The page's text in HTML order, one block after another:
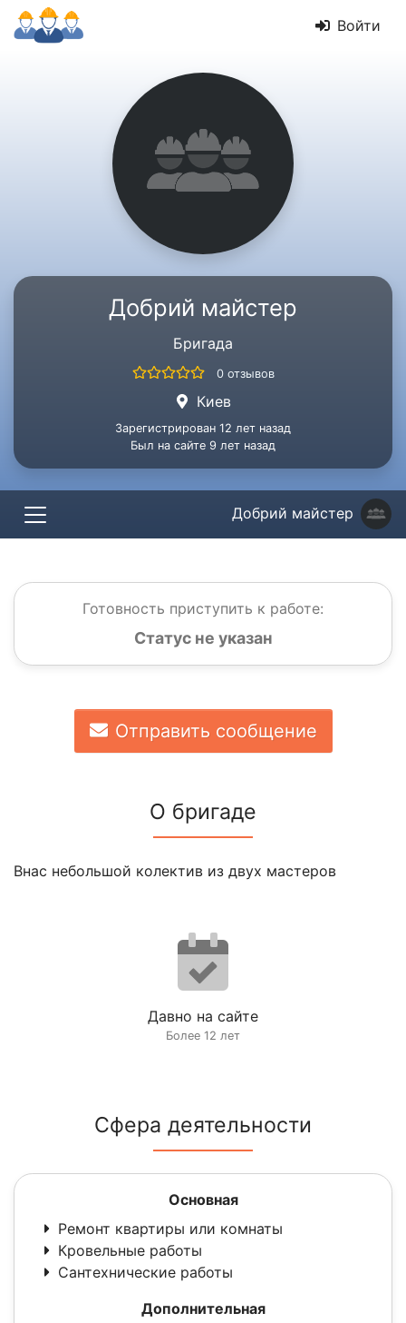
Войти
Добрий майстер
Бригада
0 отзывов
Киев
Зарегистрирован 12 лет назад
Был на сайте 9 лет назад
Добрий майстер
Готовность приступить к работе:
Статус не указан
Отправить сообщение
О бригаде
Внас небольшой колектив из двух мастеров
Давно на сайте
Более 12 лет
Сфера деятельности
Основная
Ремонт квартиры или комнаты
Кровельные работы
Сантехнические работы
Дополнительная